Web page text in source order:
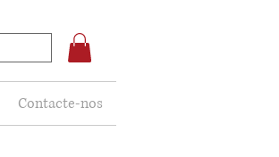
Contacte-nos